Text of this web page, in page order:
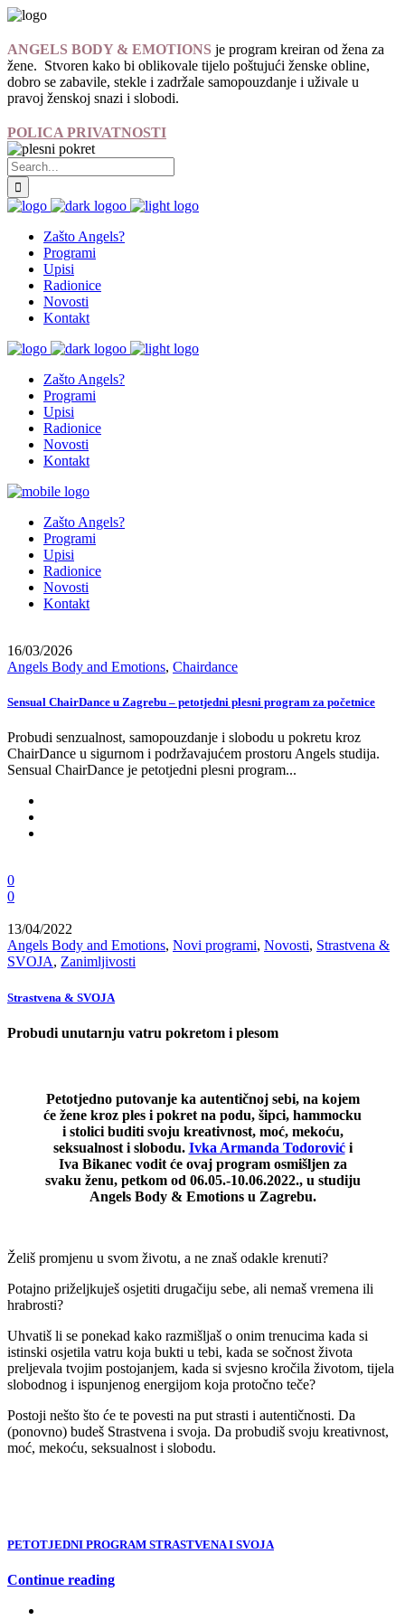
ANGELS BODY & EMOTIONS je program kreiran od žena za
žene. Stvoren kako bi oblikovale tijelo poštujući ženske obline,
dobro se zabavile, stekle i zadržale samopouzdanje i uživale u
pravoj ženskoj snazi i slobodi.
POLICA PRIVATNOSTI
Zašto Angels?
Programi
Upisi
Radionice
Novosti
Kontakt
Zašto Angels?
Programi
Upisi
Radionice
Novosti
Kontakt
Zašto Angels?
Programi
Upisi
Radionice
Novosti
Kontakt
16/03/2026
Angels Body and Emotions, Chairdance
Sensual ChairDance u Zagrebu – petotjedni plesni program za početnice
Probudi senzualnost, samopouzdanje i slobodu u pokretu kroz
ChairDance u sigurnom i podržavajućem prostoru Angels studija.
Sensual ChairDance je petotjedni plesni program...
0
0
13/04/2022
Angels Body and Emotions, Novi programi, Novosti, Strastvena &
SVOJA, Zanimljivosti
Strastvena & SVOJA
Probudi unutarnju vatru pokretom i plesom
Petotjedno putovanje ka autentičnoj sebi, na kojem
će žene kroz ples i pokret na podu, šipci, hammocku
i stolici buditi svoju kreativnost, moć, mekoću,
seksualnost i slobodu. Ivka Armanda Todorovići
Iva Bikanec vodit će ovaj program osmišljen za
svaku ženu, petkom od 06.05.-10.06.2022., u studiju
Angels Body & Emotions u Zagrebu.
Želiš promjenu u svom životu, a ne znaš odakle krenuti?
Potajno priželjkuješ osjetiti drugačiju sebe, ali nemaš vremena ili
hrabrosti?
Uhvatiš li se ponekad kako razmišljaš o onim trenucima kada si
istinski osjetila vatru koja bukti u tebi, kada se sočnost života
preljevala tvojim postojanjem, kada si svjesno kročila životom, tijela
slobodnog i ispunjenog energijom koja protočno teče?
Postoji nešto što će te povesti na put strasti i autentičnosti. Da
(ponovno) budeš Strastvena i svoja. Da probudiš svoju kreativnost,
moć, mekoću, seksualnost i slobodu.
PETOTJEDNI PROGRAM STRASTVENA I SVOJA
Continue reading